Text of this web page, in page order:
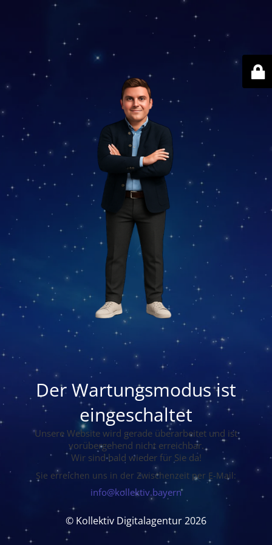
Der Wartungsmodus ist
eingeschaltet
Unsere Website wird gerade überarbeitet und ist
vorübergehend nicht erreichbar.
Wir sind bald wieder für Sie da!
Sie erreichen uns in der Zwischenzeit per E-Mail:
info@kollektiv.bayern
© Kollektiv Digitalagentur 2026